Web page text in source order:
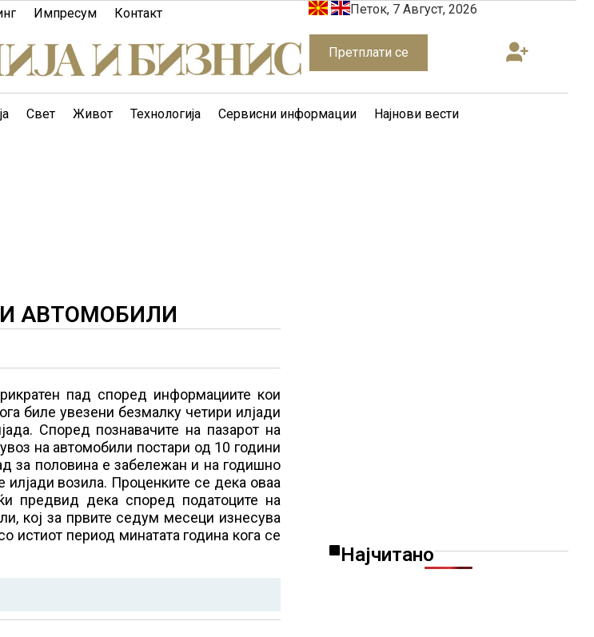
Импресум Контакт Петок, 7 Август, 2026
Претплати се
Свет Живот Технологија Сервисни информации Најнови вести
АВТОМОБИЛИ
пад според информациите кои
биле увезени безмалку четири илјади
Според познавачите на пазарот на
на автомобили постари од 10 години
за половина е забележан и на годишно
возила. Проценките се дека оваа
предвид дека според податоците на
кој за првите седум месеци изнесува
истиот период минатата година кога се
Најчитано